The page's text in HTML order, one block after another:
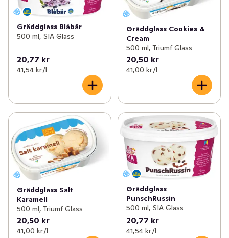
Gräddglass Blåbär
500 ml, SIA Glass
20,77 kr
41,54 kr /l
Gräddglass Cookies &
Cream
500 ml, Triumf Glass
20,50 kr
41,00 kr /l
Gräddglass Salt
Karamell
500 ml, Triumf Glass
20,50 kr
41,00 kr /l
Gräddglass
PunschRussin
500 ml, SIA Glass
20,77 kr
41,54 kr /l